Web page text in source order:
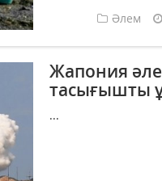
Әлем
Жапония
тасығышты
...